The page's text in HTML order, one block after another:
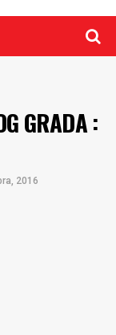
GRADA :
2016